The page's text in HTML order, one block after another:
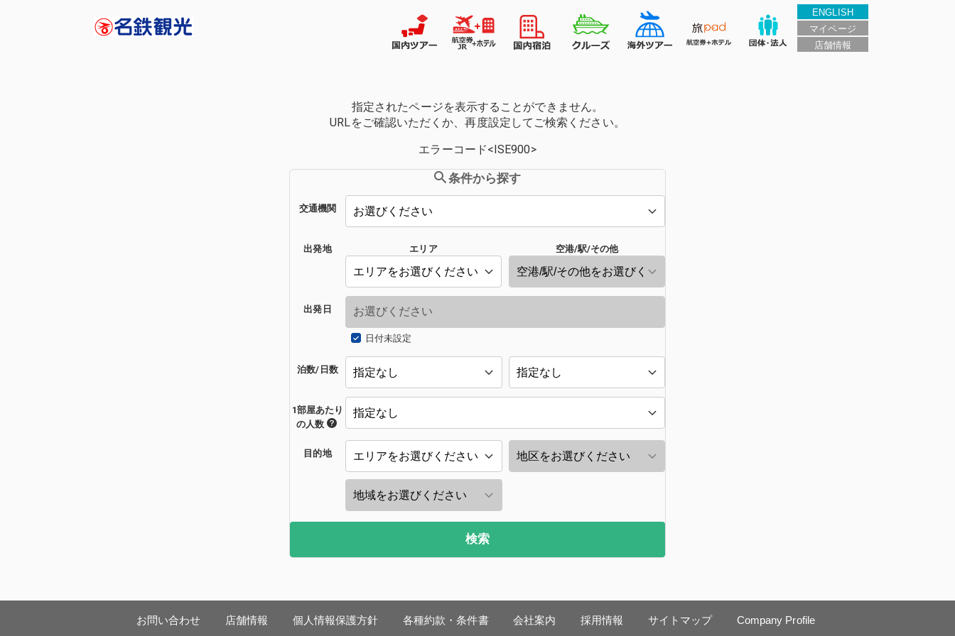
ENGLISH
マイページ
店舗情報
指定されたページを表示することができません。
URLをご確認いただくか、再度設定してご検索ください。
エラーコード<ISE900>
条件から探す
交通機関
出発地 エリア 空港/駅/その他
出発日
日付未設定
泊数/日数
1部屋あたり
の人数
目的地
検索
お問い合わせ 店舗情報 個人情報保護方針 各種約款・条件書 会社案内 採用情報 サイトマップ Company Profile